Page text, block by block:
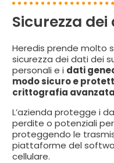
Sicurezza
Heredis prende molto
sicurezza dei dati dei
personali e i dati
modo sicuro e
crittografia avanzata
L’azienda protegge i
perdite o potenziali
proteggendo le
piattaforme del
cellulare.